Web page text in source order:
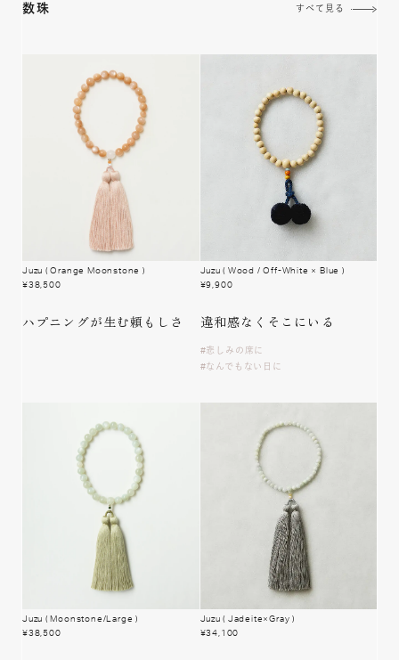
数珠 すべて見る
Juzu ( Orange Moonstone )
¥38,500
ハプニングが生む頼もしさ
Juzu ( Wood / Off-White × Blue )
¥9,900
違和感なく そこにいる
悲しみの席に
なんでもない日に
Juzu ( Moonstone/Large )
¥38,500
Juzu ( Jadeite×Gray )
¥34,100